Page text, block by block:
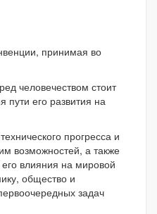
принимая во
человечеством стоит
пути его развития на
прогресса и
возможностей, а также
влияния на мировой
общество и
задач